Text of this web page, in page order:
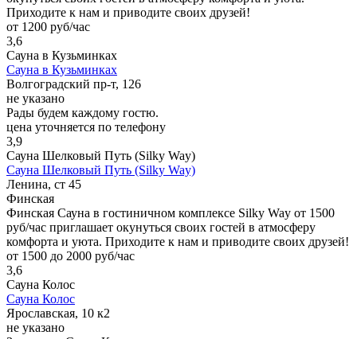
Приходите к нам и приводите своих друзей!
от 1200 руб/час
3,6
Сауна в Кузьминках
Сауна в Кузьминках
Волгоградский пр-т, 126
не указано
Рады будем каждому гостю.
цена уточняется по телефону
3,9
Сауна Шелковый Путь (Silky Way)
Сауна Шелковый Путь (Silky Way)
Ленина, ст 45
Финская
Финская Сауна в гостиничном комплексе Silky Way от 1500
руб/час приглашает окунуться своих гостей в атмосферу
комфорта и уюта. Приходите к нам и приводите своих друзей!
от 1500 до 2000 руб/час
3,6
Сауна Колос
Сауна Колос
Ярославская, 10 к2
не указано